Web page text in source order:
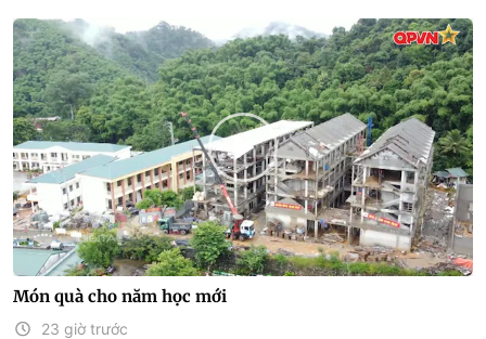
Món quà cho năm học mới
23 giờ trước